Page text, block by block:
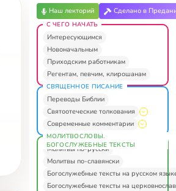
Наш лекторий Сделано в
С ЧЕГО НАЧАТЬ
Интересующимся
Новоначальным
Приходским работникам
Регентам, певчим, клирошанам
СВЯЩЕННОЕ ПИСАНИЕ
Переводы Библии
Святоотеческие толкования
Современные комментарии
МОЛИТВОСЛОВЫ.
БОГОСЛУЖЕБНЫЕ ТЕКСТЫ
Молитвы по-русски
Молитвы по-славянски
Богослужебные тексты на русском
Богослужебные тексты на